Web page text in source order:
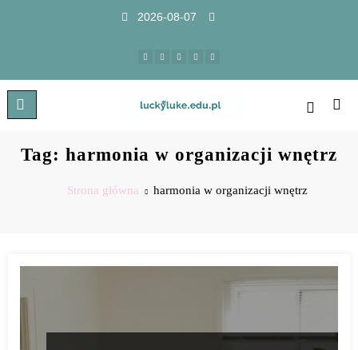
2026-08-07
Tag: harmonia w organizacji wnętrz
Strona główna harmonia w organizacji wnętrz